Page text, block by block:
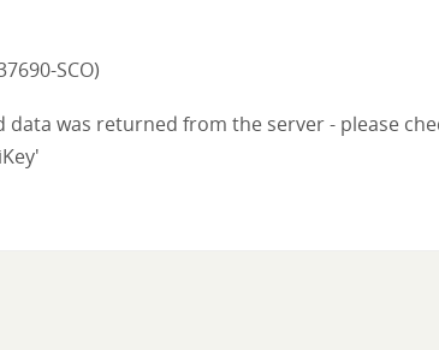
SCO)
data was returned from the server - please